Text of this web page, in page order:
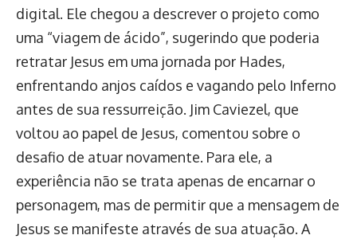
digital. Ele chegou a descrever o projeto como
uma “viagem de ácido”, sugerindo que poderia
retratar Jesus em uma jornada por Hades,
enfrentando anjos caídos e vagando pelo Inferno
antes de sua ressurreição. Jim Caviezel, que
voltou ao papel de Jesus, comentou sobre o
desafio de atuar novamente. Para ele, a
experiência não se trata apenas de encarnar o
personagem, mas de permitir que a mensagem de
Jesus se manifeste através de sua atuação. A